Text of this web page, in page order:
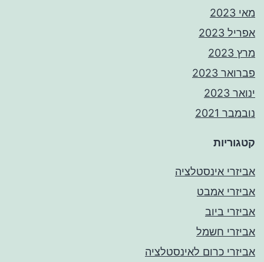
מאי 2023
אפריל 2023
מרץ 2023
פברואר 2023
ינואר 2023
נובמבר 2021
קטגוריות
אביזרי אינסטלציה
אביזרי אמבט
אביזרי ביוב
אביזרי חשמל
אביזרי כרום לאינסטלציה